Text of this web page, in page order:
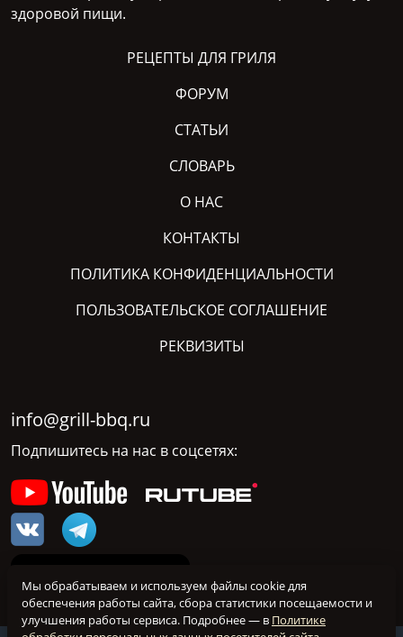
здоровой пищи.
РЕЦЕПТЫ ДЛЯ ГРИЛЯ
ФОРУМ
СТАТЬИ
СЛОВАРЬ
О НАС
КОНТАКТЫ
ПОЛИТИКА КОНФИДЕНЦИАЛЬНОСТИ
ПОЛЬЗОВАТЕЛЬСКОЕ СОГЛАШЕНИЕ
РЕКВИЗИТЫ
info@grill-bbq.ru
Подпишитесь на нас в соцсетях:
Мы обрабатываем и используем файлы cookie для
обеспечения работы сайта, сбора статистики посещаемости и
улучшения работы сервиса. Подробнее — в Политике